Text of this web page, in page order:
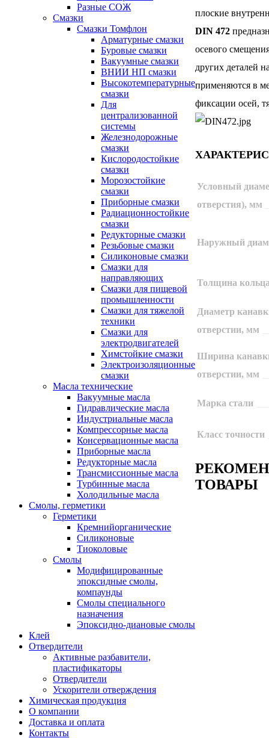
Разные СОЖ
Смазки
Смазки Томфлон
Арматурные смазки
Буровые смазки
Вакуумные смазки
ВНИИ НП смазки
Высокотемпературные
смазки
Для
централизованной
системы
Железнодорожные
смазки
Кислородостойкие
смазки
Морозостойкие
смазки
Приборные смазки
Радиационностойкие
смазки
Редукторные смазки
Резьбовые смазки
Силиконовые смазки
Смазки для
направляющих
Смазки для пищевой
промышленности
Смазки для тяжелой
техники
Смазки для
электродвигателей
Химстойкие смазки
Электроизоляционные
смазки
Масла технические
Вакуумные масла
Гидравлические масла
Индустриальные масла
Компрессорные масла
Консервационные масла
Приборные масла
Редукторные масла
Трансмиссионные масла
Турбинные масла
Холодильные масла
Смолы, герметики
Герметики
Кремнийорганические
Силиконовые
Тиоколовые
Смолы
Модифицированные
эпоксидные смолы,
компаунды
Смолы специального
назначения
Эпоксидно-диановые смолы
Клей
Отвердители
Активные разбавители,
пластификаторы
Отвердители
Ускорители отверждения
Химическая продукция
О компании
Доставка и оплата
Контакты
плоские
DIN 472
осевого
других деталей
применяются в
фиксации осей,
Условный
отверстия), мм
Наружный
Толщина
Диаметр
отверстии, мм
Ширина
отверстии, мм
Марка стали
Класс точности
ТОВАРЫ